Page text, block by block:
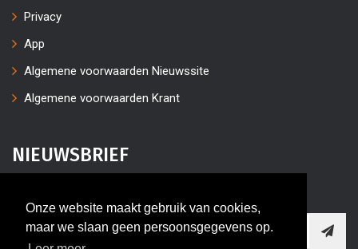
Onze website maakt gebruik van cookies,
maar we slaan geen persoonsgegevens op.
Privacy
App
Algemene voorwaarden Nieuwssite
Algemene voorwaarden Krant
NIEUWSBRIEF